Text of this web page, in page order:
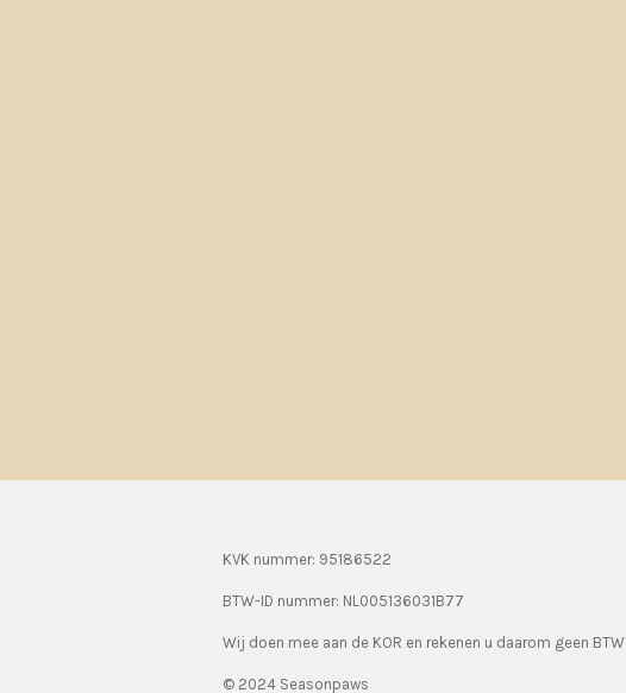
KVK nummer: 95186522
BTW-ID nummer: NL005136031B77
Wij doen mee aan de KOR en rekenen u daarom geen BTW
© 2024 Seasonpaws